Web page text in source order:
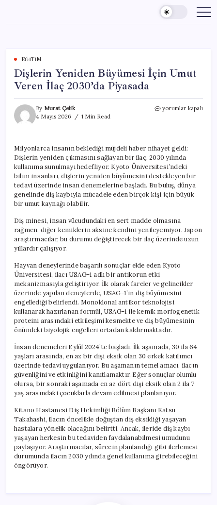
content
EĞITIM
Dişlerin Yeniden Büyümesi İçin Umut
Veren İlaç 2030’da Piyasada
By Murat Çelik
4 Mayıs 2026
1 Min Read
Dişlerin
Veren
İlaç
2030’da
Piyasada
için
yorumlar kapalı
Milyonlarca insanın beklediği müjdeli haber nihayet geldi:
Dişlerin yeniden çıkmasını sağlayan bir ilaç, 2030 yılında
kullanıma sunulmayı hedefliyor. Kyoto Üniversitesi’ndeki
bilim insanları, dişlerin yeniden büyümesini destekleyen bir
tedavi üzerinde insan denemelerine başladı. Bu buluş, dünya
genelinde diş kaybıyla mücadele eden birçok kişi için büyük
bir umut kaynağı olabilir.
Diş minesi, insan vücudundaki en sert madde olmasına
rağmen, diğer kemiklerin aksine kendini yenileyemiyor. Japon
araştırmacılar, bu durumu değiştirecek bir ilaç üzerinde uzun
yıllardır çalışıyor.
Hayvan deneylerinde başarılı sonuçlar elde eden Kyoto
Üniversitesi, ilacı USAG-1 adlı bir antikorun etki
mekanizmasıyla geliştiriyor. İlk olarak fareler ve gelincikler
üzerinde yapılan deneylerde, USAG-1’in diş büyümesini
engellediği belirlendi. Monoklonal antikor teknolojisi
kullanarak hazırlanan formül, USAG-1 ile kemik morfogenetik
proteini arasındaki etkileşimi kesmekte ve diş büyümesinin
önündeki biyolojik engelleri ortadan kaldırmaktadır.
İnsan denemeleri Eylül 2024’te başladı. İlk aşamada, 30 ila 64
yaşları arasında, en az bir dişi eksik olan 30 erkek katılımcı
üzerinde tedavi uygulanıyor. Bu aşamanın temel amacı, ilacın
güvenliğini ve etkinliğini kanıtlamaktır. Eğer sonuçlar olumlu
olursa, bir sonraki aşamada en az dört dişi eksik olan 2 ila 7
yaş arasındaki çocuklarla devam edilmesi planlanıyor.
Kitano Hastanesi Diş Hekimliği Bölüm Başkanı Katsu
Takahashi, ilacın öncelikle doğuştan diş eksikliği yaşayan
hastalara yönelik olacağını belirtti. Ancak, ileride diş kaybı
yaşayan herkesin bu tedaviden faydalanabilmesi umudunu
paylaşıyor. Araştırmacılar, sürecin planlandığı gibi ilerlemesi
durumunda ilacın 2030 yılında genel kullanıma girebileceğini
öngörüyor.